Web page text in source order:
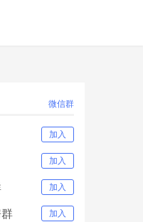
微信群
加入
加入
加入
加入